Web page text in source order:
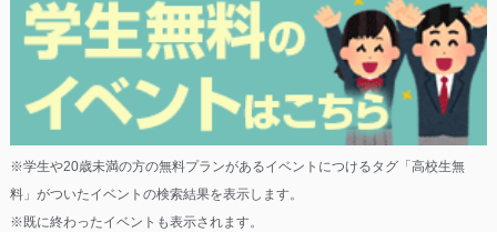
※学生や20歳未満の方の無料プランがあるイベントにつけるタグ「高校生無
料」がついたイベントの検索結果を表示します。
※既に終わったイベントも表示されます。